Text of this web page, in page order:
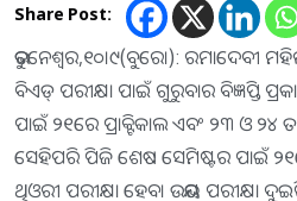
Share Post:
ଭୁବନେଶ୍ୱର,୧୦।୯(ବୁରୋ): ରମାଦେବୀ
ବିଏଡ୍‌ ପରୀକ୍ଷା ପାଇଁ ଗୁରୁବାର ବିଜ୍ଞପ୍ତି
ପାଇଁ ୨୧ରେ ପ୍ରାକ୍ଟିକାଲ ଏବଂ ୨୩ ଓ ୨୪
ସେହିପରି ପିଜି ଶେଷ ସେମିଷ୍ଟର ପାଇଁ
ଥିଓରୀ ପରୀକ୍ଷା ହେବ। ଉଭୟ ପରୀକ୍ଷା